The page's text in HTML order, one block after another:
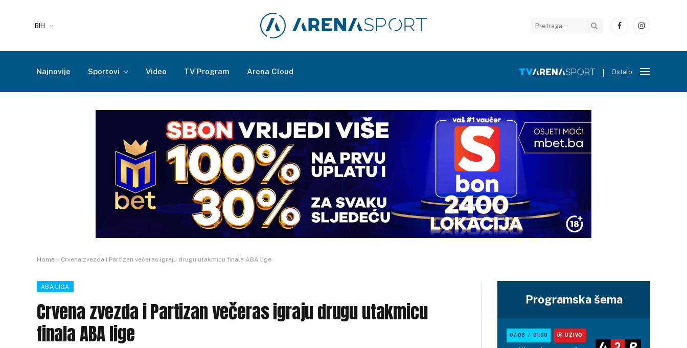
BIH
FacebookInstagram
Najnovije Sportovi Video TV Program Arena Cloud Ostalo
Home » Crvena zvezda i Partizan večeras igraju drugu utakmicu finala ABA lige
ABA LIGA
Crvena zvezda i Partizan večeras igraju drugu utakmicu
finala ABA lige
Programska šema